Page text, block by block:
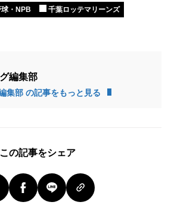
球・NPB
千葉ロッテマリーンズ
編集部
集部 の記事をもっと見る
この記事をシェア